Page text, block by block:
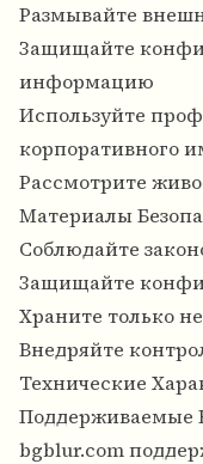
Размывайте
Защищайте
информацию
Используйте
корпоративного
Рассмотрите
Материалы
Соблюдайте
Защищайте
Храните только
Внедряйте
Технические
Поддерживаемые
bgblur.com